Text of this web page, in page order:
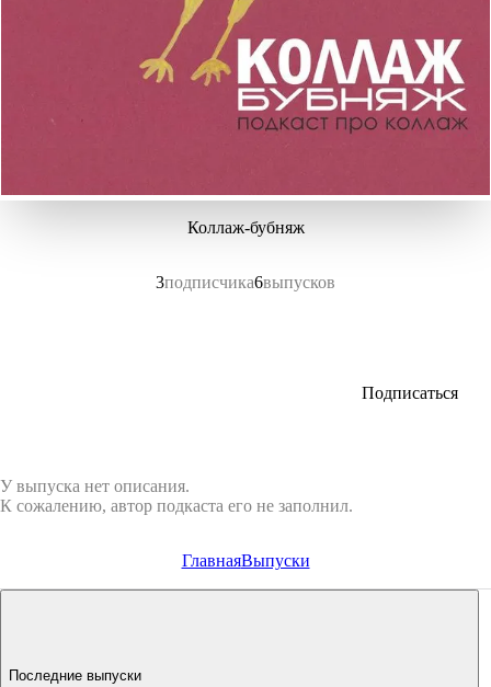
Коллаж-бубняж
3подписчика6выпусков
Подписаться
У выпуска нет описания.
К сожалению, автор подкаста его не заполнил.
ГлавнаяВыпуски
Последние выпуски